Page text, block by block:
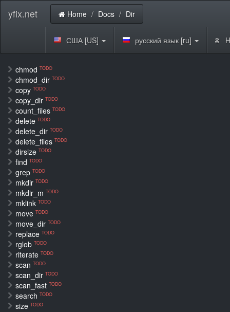
yfix.net Home Docs Dir
США [US] русский язык [ru] ₴
chmod TODO
chmod_dir TODO
copy TODO
copy_dir TODO
count_files TODO
delete TODO
delete_dir TODO
delete_files TODO
dirsize TODO
find TODO
grep TODO
mkdir TODO
mkdir_m TODO
mklink TODO
move TODO
move_dir TODO
replace TODO
rglob TODO
riterate TODO
scan TODO
scan_dir TODO
scan_fast TODO
search TODO
size TODO